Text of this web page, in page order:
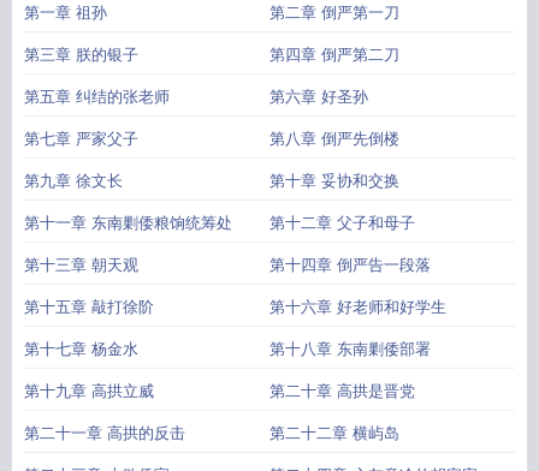
费阅读朕就是万历帝无错版 朕就是万历帝百科朕就是万历帝最新章节在线阅
读 朕就是万历帝无弹窗 朕就是万历帝零点 朕就是万历帝全文免费阅读
书朕就是万历帝无弹窗笔趣阁 朕就是万历帝破贼校尉朕就是万历帝免费
阁朕就是万历帝无弹窗阅读 朕就是万历帝最新章节更新朕就是万历帝全文
就是万历帝无弹窗免费
朕就是万历帝顶点中文朕就是万历帝百度
第一章 祖孙 第二章 倒严第一刀
第三章 朕的银子 第四章 倒严第二刀
第五章 纠结的张老师 第六章 好圣孙
第七章 严家父子 第八章 倒严先倒楼
第九章 徐文长 第十章 妥协和交换
第十一章 东南剿倭粮饷统筹处 第十二章 父子和母子
第十三章 朝天观 第十四章 倒严告一段落
第十五章 敲打徐阶 第十六章 好老师和好学生
第十七章 杨金水 第十八章 东南剿倭部署
第十九章 高拱立威 第二十章 高拱是晋党
第二十一章 高拱的反击 第二十二章 横屿岛